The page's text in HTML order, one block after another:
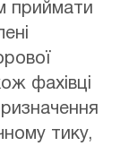
приймати
фахівці
тику,